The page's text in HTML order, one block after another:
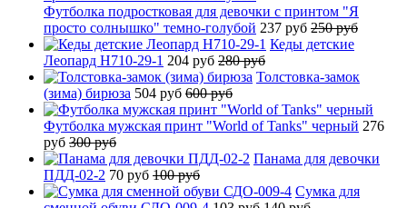
Футболка подростковая для девочки с принтом "Я
просто солнышко" темно-голубой 237 руб 250 руб
Кеды детские
Леопард H710-29-1 204 руб 280 руб
Толстовка-замок
(зима) бирюза 504 руб 600 руб
Футболка мужская принт "World of Tanks" черный 276
руб 300 руб
Панама для девочки
ПДД-02-2 70 руб 100 руб
Сумка для